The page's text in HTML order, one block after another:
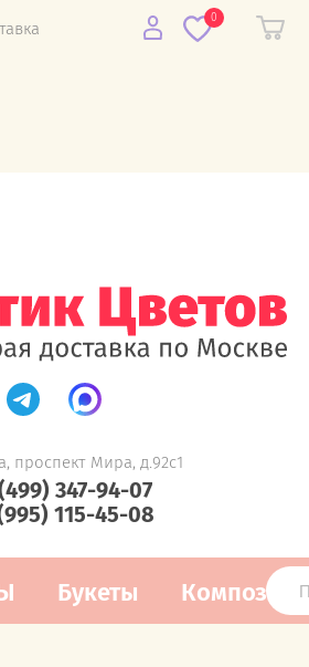
0
проспект Мира, д.92с1
347-94-07
115-45-08
Букеты